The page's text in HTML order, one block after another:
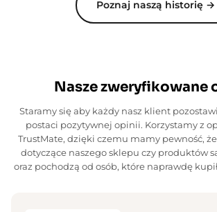
Poznaj naszą historię →
Nasze zweryfikowane
Staramy się aby każdy nasz klient
postaci pozytywnej opinii. Korzystamy z
TrustMate, dzięki czemu mamy pewność,
dotyczące naszego sklepu czy produktów
oraz pochodzą od osób, które naprawdę